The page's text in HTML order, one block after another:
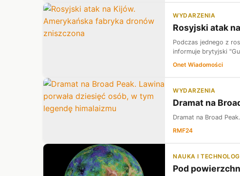
WYDARZENIA
Rosyjski atak
Podczas jednego z
informuje brytyjski
Onet Wiadomości
WYDARZENIA
Dramat na
Dramat na Broad
RMF24
NAUKA I
Pod